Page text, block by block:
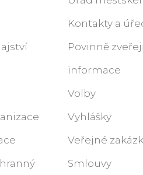
Kontakty a
Povinně
informace
Volby
Vyhlášky
Veřejné
Smlouvy